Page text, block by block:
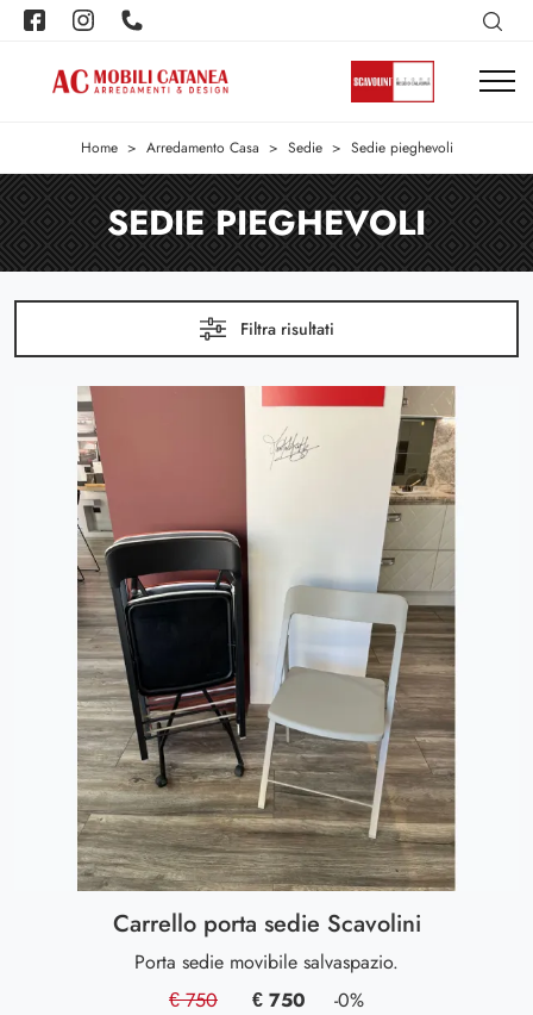
Home > Arredamento Casa > Sedie > Sedie pieghevoli
SEDIE PIEGHEVOLI
Filtra risultati
Carrello porta sedie Scavolini
Porta sedie movibile salvaspazio.
€ 750
€ 750 -0%